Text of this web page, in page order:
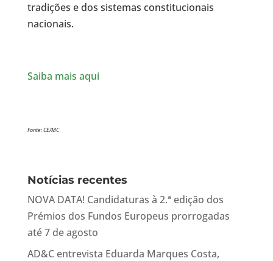
tradições e dos sistemas constitucionais
nacionais.
Saiba mais aqui
Fonte: CE/MC
Notícias recentes
NOVA DATA! Candidaturas à 2.ª edição dos
Prémios dos Fundos Europeus prorrogadas
até 7 de agosto
AD&C entrevista Eduarda Marques Costa,